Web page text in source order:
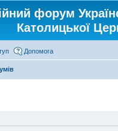
форум
Католицької
Допомога